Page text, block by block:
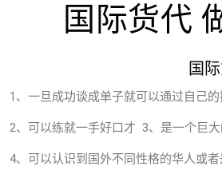
国际货代
国
1、一旦成功谈成单子就可以通过自己
2、可以练就一手好口才 3、是一个巨
4、可以认识到国外不同性格的华人或